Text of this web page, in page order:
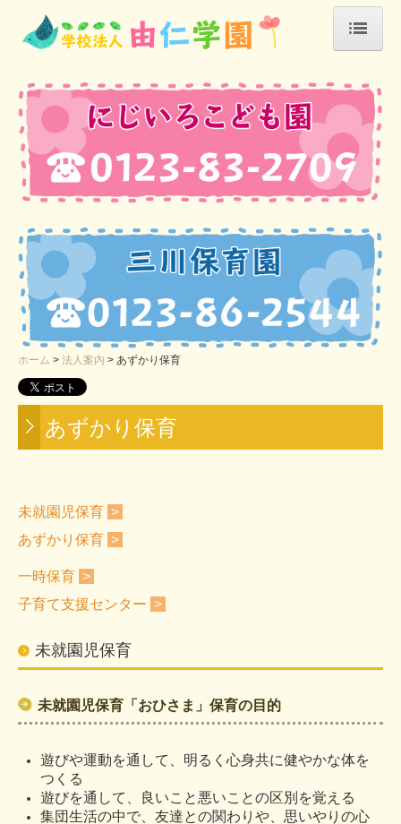
ホーム
法人案内
入園の心得
あずかり保育
課外活動
にじいろこども園
こども園の生活
年間行事
入園案内
未就園児保育
子育て支援センター
園の様子
三川保育園
入園案内
一時保育
ホーム 法人案内 あずかり保育
あずかり保育
未就園児保育 >
あずかり保育 >
一時保育 >
子育て支援センター >
未就園児保育
未就園児保育「おひさま」保育の目的
遊びや運動を通して、明るく心身共に健やかな体を
つくる
遊びを通して、良いこと悪いことの区別を覚える
集団生活の中で、友達との関わりや、思いやりの心